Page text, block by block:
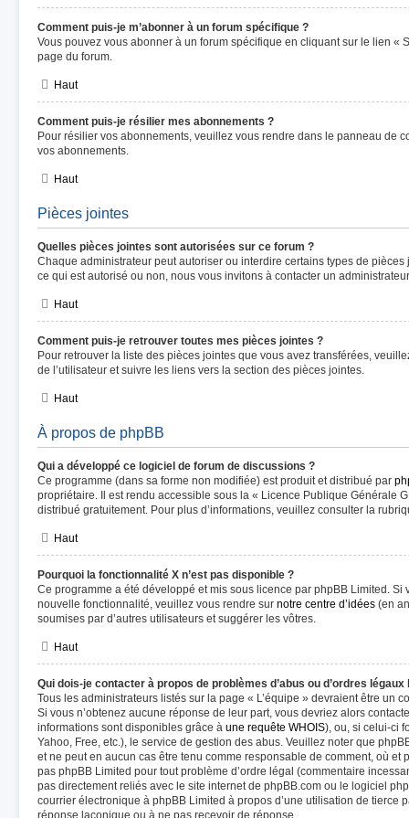
Comment puis-je m’abonner à un forum spécifique ?
Vous pouvez vous abonner à un forum spécifique en cliquant sur le lien «
page du forum.
Haut
Comment puis-je résilier mes abonnements ?
Pour résilier vos abonnements, veuillez vous rendre dans le panneau de
vos abonnements.
Haut
Pièces jointes
Quelles pièces jointes sont autorisées sur ce forum ?
Chaque administrateur peut autoriser ou interdire certains types de pièces
ce qui est autorisé ou non, nous vous invitons à contacter un
Haut
Comment puis-je retrouver toutes mes pièces jointes ?
Pour retrouver la liste des pièces jointes que vous avez transférées,
de l’utilisateur et suivre les liens vers la section des pièces jointes.
Haut
À propos de phpBB
Qui a développé ce logiciel de forum de discussions ?
Ce programme (dans sa forme non modifiée) est produit et distribué par
propriétaire. Il est rendu accessible sous la « Licence Publique Générale
distribué gratuitement. Pour plus d’informations, veuillez consulter la
Haut
Pourquoi la fonctionnalité X n’est pas disponible ?
Ce programme a été développé et mis sous licence par phpBB Limited. Si
nouvelle fonctionnalité, veuillez vous rendre sur notre centre d’idées (en
soumises par d’autres utilisateurs et suggérer les vôtres.
Haut
Qui dois-je contacter à propos de problèmes d’abus ou d’ordres
Tous les administrateurs listés sur la page « L’équipe » devraient être un
Si vous n’obtenez aucune réponse de leur part, vous devriez alors
informations sont disponibles grâce à une requête WHOIS), ou, si celui-ci
Yahoo, Free, etc.), le service de gestion des abus. Veuillez noter que
et ne peut en aucun cas être tenu comme responsable de comment, où et
pas phpBB Limited pour tout problème d’ordre légal (commentaire
pas directement reliés avec le site internet de phpBB.com ou le logiciel
courrier électronique à phpBB Limited à propos d’une utilisation de tierce
réponse laconique ou à ne pas recevoir de réponse.